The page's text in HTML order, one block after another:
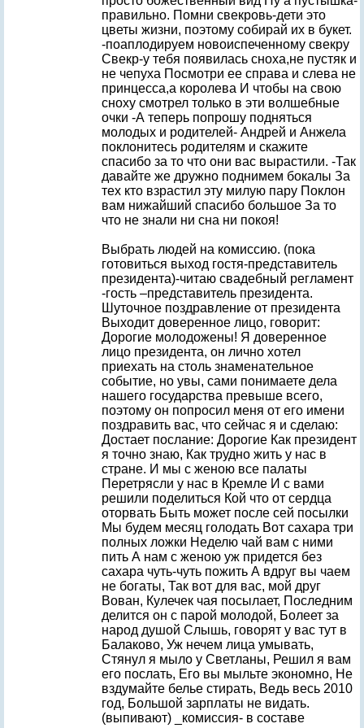
правильно. Помни свекровь-дети это
цветы жизни, поэтому собирай их в букет.
-поаплодируем новоиспеченному свекру
Свекр-у тебя появилась сноха,не пустяк и
не чепуха Посмотри ее справа и слева не
принцесса,а королева И чтобы на свою
сноху смотрел только в эти волшебные
очки -А теперь попрошу подняться
молодых и родителей- Андрей и Анжела
поклонитесь родителям и скажите
спасибо за то что они вас вырастили. -Так
давайте же дружно поднимем бокалы За
тех кто взрастил эту милую пару Поклон
вам нижайший спасибо большое За то
что не знали ни сна ни покоя!
Выбрать людей на комиссию. (пока
готовиться выход гостя-представитель
президента)-читаю свадебный регламент
-гость –представитель президента.
Шуточное поздравление от президента
Выходит доверенное лицо, говорит:
Дорогие молодожены! Я доверенное
лицо президента, он лично хотел
приехать на столь знаменательное
событие, но увы, сами понимаете дела
нашего государства превыше всего,
поэтому он попросил меня от его имени
поздравить вас, что сейчас я и сделаю:
Достает послание: Дорогие Как президент
я точно знаю, Как трудно жить у нас в
стране. И мы с женою все палаты
Перетрясли у нас в Кремле И с вами
решили поделиться Кой что от сердца
оторвать Быть может после сей посылки
Мы будем месяц голодать Вот сахара три
полных ложки Неделю чай вам с ними
пить А нам с женою уж придется без
сахара чуть-чуть пожить А вдруг вы чаем
не богаты, Так вот для вас, мой друг
Вован, Кулечек чая посылает, Последним
делится он с парой молодой, Болеет за
народ душой Слышь, говорят у вас тут в
Балаково, Уж нечем лица умывать,
Стянул я мыло у Светланы, Решил я вам
его послать, Его вы мыльте экономно, Не
вздумайте белье стирать, Ведь весь 2010
год, Большой зарплаты не видать.
(выпивают) _комиссия- в составе